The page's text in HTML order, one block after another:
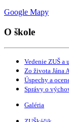
Google Mapy
O škole
Vedenie ZUŠ a
Zo života Jána
Úspechy a
Správy o
Galéria